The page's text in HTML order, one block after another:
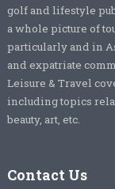
golf and lifestyle
a whole picture of
particularly and in
and expatriate
Leisure & Travel
including topics
beauty, art, etc.
Contact Us